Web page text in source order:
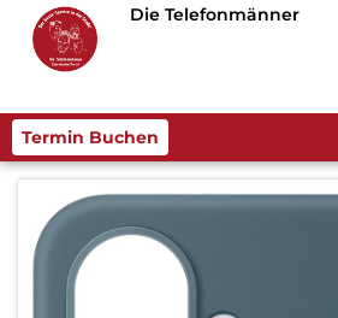
Die Telefonmänner
Termin Buchen